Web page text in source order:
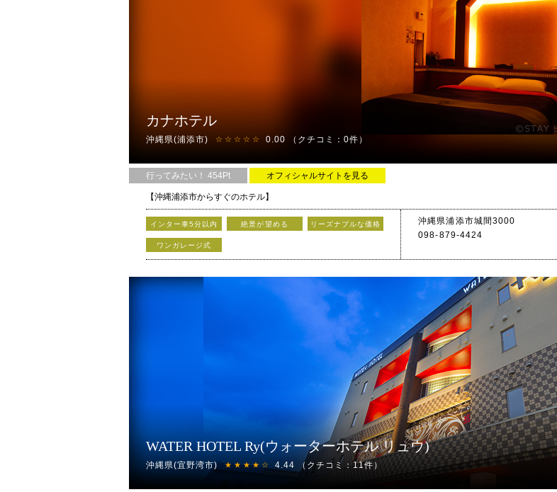
カナホテル
沖縄県(浦添市) ☆☆☆☆☆ 0.00 （クチコミ：0件）
行ってみたい！ 454Pt オフィシャルサイトを見る
【沖縄浦添市からすぐのホテル】
インター車5分以内 絶景が望める リーズナブルな価格
ワンガレージ式
沖縄県浦添市城間3000
098-879-4424
WATER HOTEL Ry(ウォーターホテル リュウ)
沖縄県(宜野湾市) ★★★★☆ 4.44 （クチコミ：11件）